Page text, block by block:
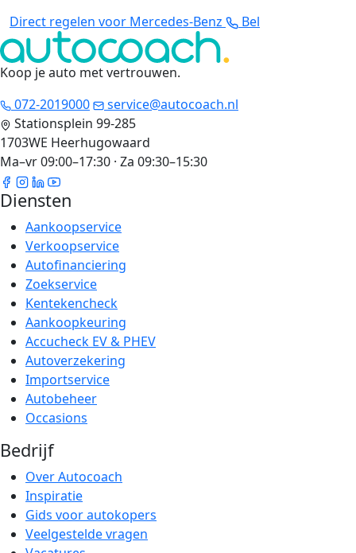
Direct regelen voor Mercedes-Benz
Bel
Koop je auto met vertrouwen.
072-2019000
service@autocoach.nl
Stationsplein 99-285
1703WE Heerhugowaard
Ma–vr 09:00–17:30 · Za 09:30–15:30
Diensten
Aankoopservice
Verkoopservice
Autofinanciering
Zoekservice
Kentekencheck
Aankoopkeuring
Accucheck EV & PHEV
Autoverzekering
Importservice
Autobeheer
Occasions
Bedrijf
Over Autocoach
Inspiratie
Gids voor autokopers
Veelgestelde vragen